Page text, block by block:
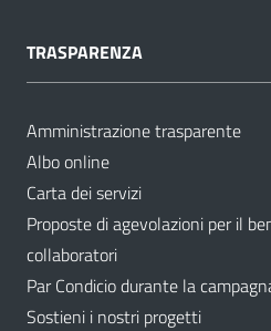
TRASPARENZA
Amministrazione trasparente
Albo online
Carta dei servizi
Proposte di agevolazioni per il
collaboratori
Par Condicio durante la
Sostieni i nostri progetti